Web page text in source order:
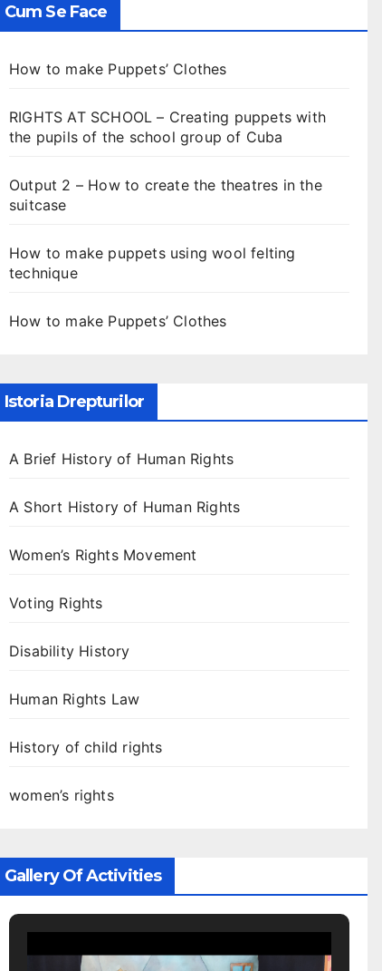
Cum Se Face
How to make Puppets’ Clothes
RIGHTS AT SCHOOL – Creating puppets with
the pupils of the school group of Cuba
Output 2 – How to create the theatres in the
suitcase
How to make puppets using wool felting
technique
How to make Puppets’ Clothes
Istoria Drepturilor
A Brief History of Human Rights
A Short History of Human Rights
Women’s Rights Movement
Voting Rights
Disability History
Human Rights Law
History of child rights
women’s rights
Gallery Of Activities